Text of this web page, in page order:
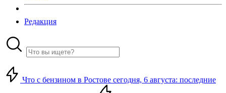
Редакция
Что с бензином в Ростове сегодня, 6 августа: последние